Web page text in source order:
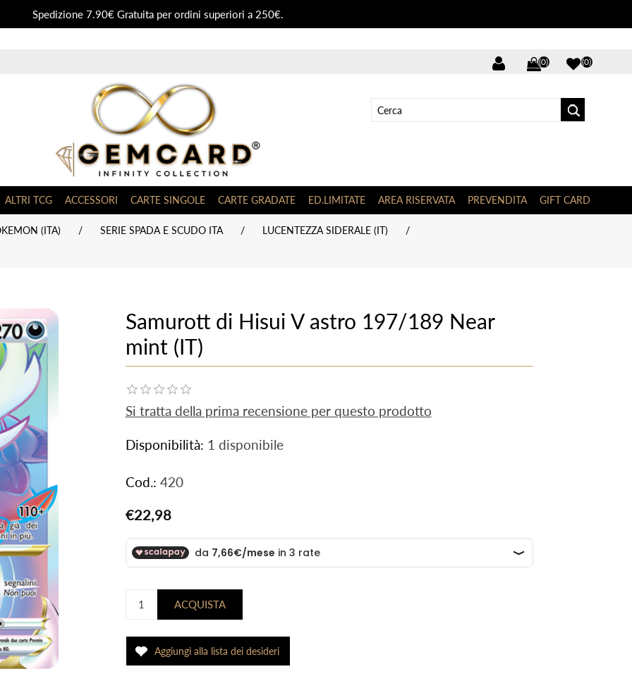
Spedizione 7.90€ Gratuita per ordini superiori a 250€.
(0) (0)
ALTRI TCG ACCESSORI CARTE SINGOLE CARTE GRADATE ED.LIMITATE AREA RISERVATA PREVENDITA GIFT CARD
(ITA) / SERIE SPADA E SCUDO ITA / LUCENTEZZA SIDERALE (IT)
/
Samurott di Hisui V astro 197/189 Near
mint (IT)
Si tratta della prima recensione per questo prodotto
Disponibilità: 1 disponibile
Cod.: 420
€22,98